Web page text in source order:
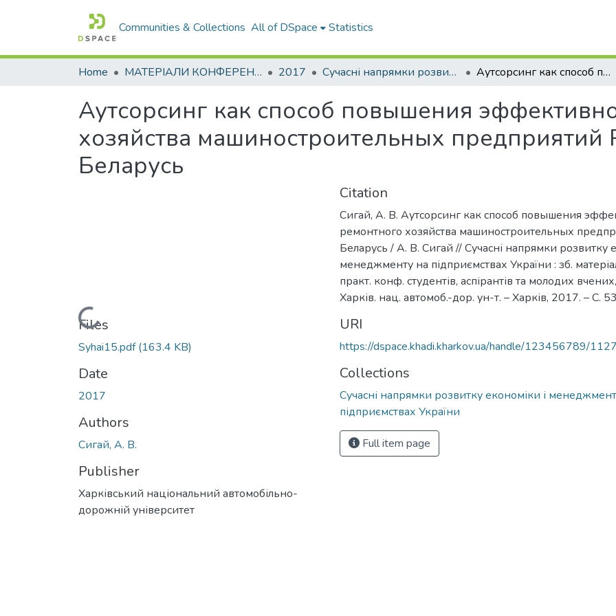
Communities & Collections All of DSpace Statistics
Home МАТЕРІАЛИ КОНФЕРЕНЦІЙ 2017 Сучасні напрямки розвитку економіки і менеджменту на підприємствах України Аутсорсинг как способ повышения эффективности ремонтного хозяйства машиностроительных предприятий Республики Беларусь
Аутсорсинг как способ повышения
хозяйства машиностроительных предприятий
Беларусь
Loading...
Files
Syhai15.pdf(163.4 KB)
Date
2017
Authors
Сигай, А. В.
Publisher
Харківський національний автомобільно-
дорожній університет
Citation
Сигай, А. В. Аутсорсинг как способ повышения
ремонтного хозяйства машиностроительных
Беларусь / А. В. Сигай // Сучасні напрямки розвитку
менеджменту на підприємствах України : зб.
практ. конф. студентів, аспірантів та молодих
Харків. нац. автомоб.-дор. ун-т. – Харків, 2017. – С.
URI
https://dspace.khadi.kharkov.ua/handle/123456789/
Collections
Сучасні напрямки розвитку економіки і
підприємствах України
Full item page